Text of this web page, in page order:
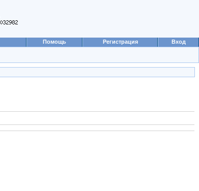
Помощь Регистрация Вход